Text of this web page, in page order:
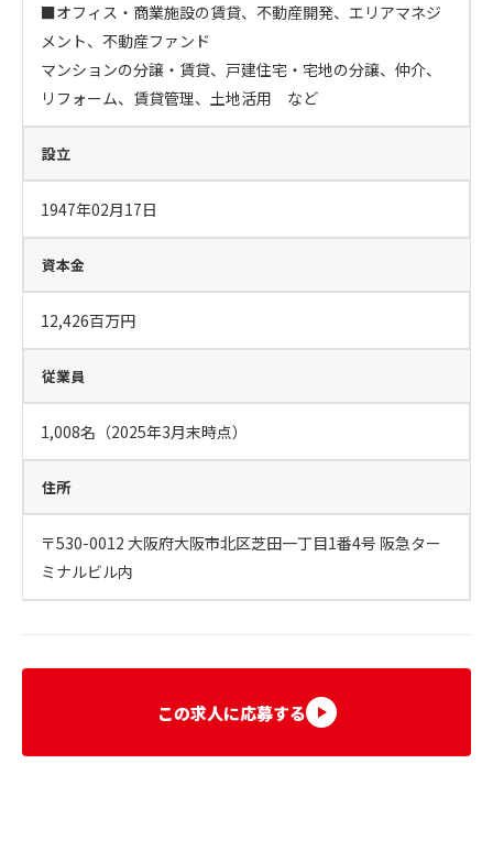
■オフィス・商業施設の賃貸、不動産開発、エリアマネジ
メント、不動産ファンド
マンションの分譲・賃貸、戸建住宅・宅地の分譲、仲介、
リフォーム、賃貸管理、土地活用　など
設立
1947年02月17日
資本金
12,426百万円
従業員
1,008名（2025年3月末時点）
住所
〒530-0012 大阪府大阪市北区芝田一丁目1番4号 阪急ター
ミナルビル内
この求人に応募する